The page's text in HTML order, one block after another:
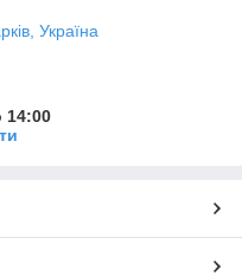
Україна
14:00